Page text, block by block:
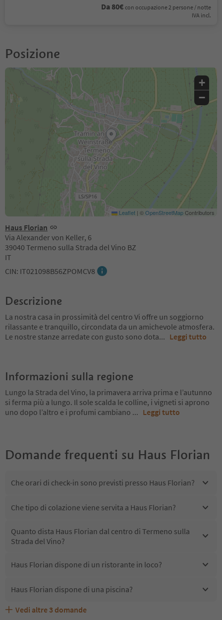
Da 80€ con occupazione 2 persone / notte
IVA incl.
Posizione
Haus Florian
Via Alexander von Keller, 6
39040 Termeno sulla Strada del Vino BZ
IT
CIN: IT021098B56ZPOMCV8
+
−
Leaflet | ©OpenStreetMapContributors
Descrizione
La nostra casa in prossimità del centro Vi offre un soggiorno
rilassante e tranquillo, circondata da un amichevole atmosfera.
Le nostre stanze arredate con gusto sono dota... Leggi tutto
Informazioni sulla regione
Lungo la Strada del Vino, la primavera arriva prima e l’autunno
si ferma più a lungo. Il sole scalda le colline, i vigneti si aprono
uno dopo l’altro e i profumi cambiano ... Leggi tutto
Domande frequenti su Haus Florian
Che orari di check-in sono previsti presso Haus Florian?
Che tipo di colazione viene servita a Haus Florian?
Quanto dista Haus Florian dal centro di Termeno sulla
Strada del Vino?
Haus Florian dispone di un ristorante in loco?
Haus Florian dispone di una piscina?
Haus Florian accetta animali domestici?
Quali servizi/attività sono disponibili presso Haus
Gli ospiti di Haus Florian ricevono l'Alto Adige Guest
Vedi altre 3 domande